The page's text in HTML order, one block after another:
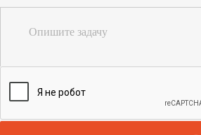
Опишите задачу